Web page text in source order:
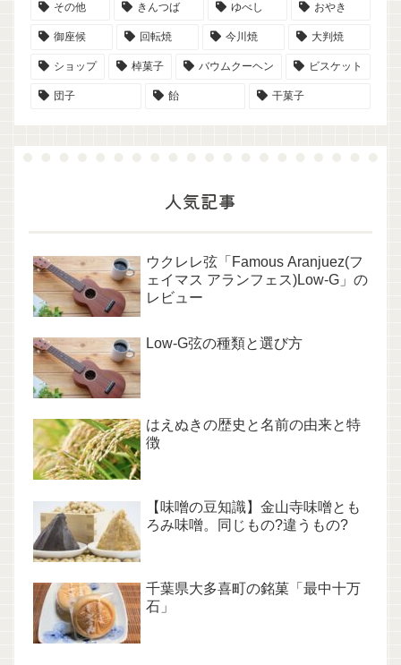
その他 きんつば ゆべし おやき
御座候 回転焼 今川焼 大判焼
ショップ 棹菓子 バウムクーヘン ビスケット
団子 飴 干菓子
人気記事
ウクレレ弦「Famous Aranjuez(フ
ェイマス アランフェス)Low-G」の
レビュー
Low-G弦の種類と選び方
はえぬきの歴史と名前の由来と特
徴
【味噌の豆知識】金山寺味噌とも
ろみ味噌。同じもの?違うもの?
千葉県大多喜町の銘菓「最中十万
石」